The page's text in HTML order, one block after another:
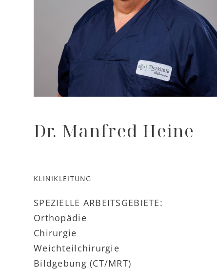
Dr. Manfred Heine
KLINIKLEITUNG
SPEZIELLE ARBEITSGEBIETE:
Orthopädie
Chirurgie
Weichteilchirurgie
Bildgebung (CT/MRT)